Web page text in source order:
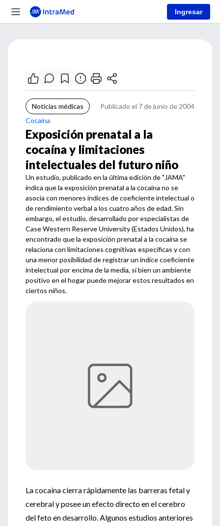
Ingresar
Noticias médicas
Publicado el 7 de junio de 2004
Cocaina
Exposición prenatal a la
cocaína y limitaciones
intelectuales del futuro niño
Un estudio, publicado en la última edición de "JAMA"
indica que la exposición prenatal a la cocaína no se
asocia con menores indices de coeficiente intelectual o
de rendimiento verbal a los cuatro años de edad. Sin
embargo, el estudio, desarrollado por especialistas de
Case Western Reserve University (Estados Unidos), ha
encontrado que la exposición prenatal a la cocaína se
relaciona con limitaciones cognitivas específicas y con
una menor posibilidad de registrar un índice coeficiente
intelectual por encima de la media, si bien un ambiente
positivo en el hogar puede mejorar estos resultados en
ciertos niños.
La cocaína cierra rápidamente las barreras fetal y
cerebral y posee un efecto directo en el cerebro
del feto en desarrollo. Algunos estudios anteriores